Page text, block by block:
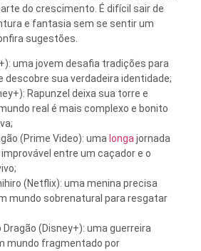
do crescimento. É difícil sair de
e fantasia sem se sentir um
sugestões.
uma jovem desafia tradições para
descobre sua verdadeira identidade;
Rapunzel deixa sua torre e
real é mais complexo e bonito
(Prime Video): uma longa jornada
entre um caçador e o
(Netflix): uma menina precisa
mundo sobrenatural para resgatar
Dragão (Disney+): uma guerreira
mundo fragmentado por